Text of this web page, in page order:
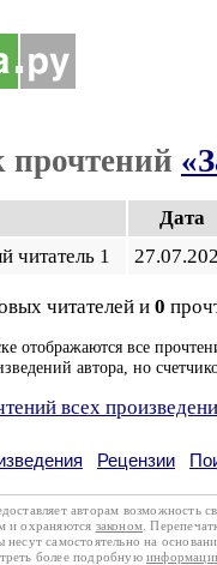
прочтений
Дата
читатель 1
читателей и 0
отображаются все
автора, но
всех
Рецензии
авторам возможность
и охраняются законом .
несут самостоятельно на
более подробную